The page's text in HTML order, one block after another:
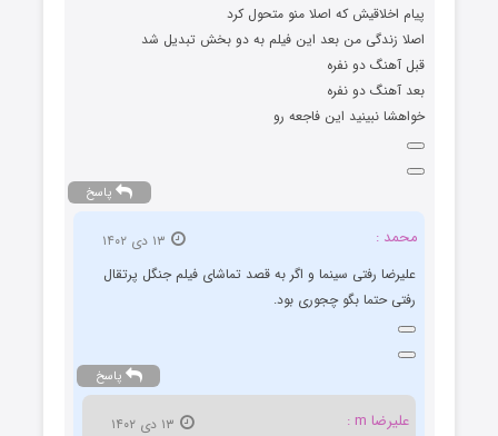
پیام اخلاقیش که اصلا منو متحول کرد
اصلا زندگی من بعد این فیلم به دو بخش تبدیل شد
قبل آهنگ دو نفره
بعد آهنگ دو نفره
خواهشا نبینید این فاجعه رو
پاسخ
محمد :
علیرضا رفتی سینما و اگر به قصد تماشای فیلم جنگل پرتقال
رفتی حتما بگو چجوری بود.
پاسخ
علیرضا m :
۱۳ دی ۱۴۰۲